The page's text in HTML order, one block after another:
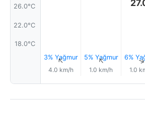
26.0°C
22.0°C
18.0°C
3% Yağmur
↑
4.0 km/h
5% Yağmur
↑
1.0 km/h
6%
1.0